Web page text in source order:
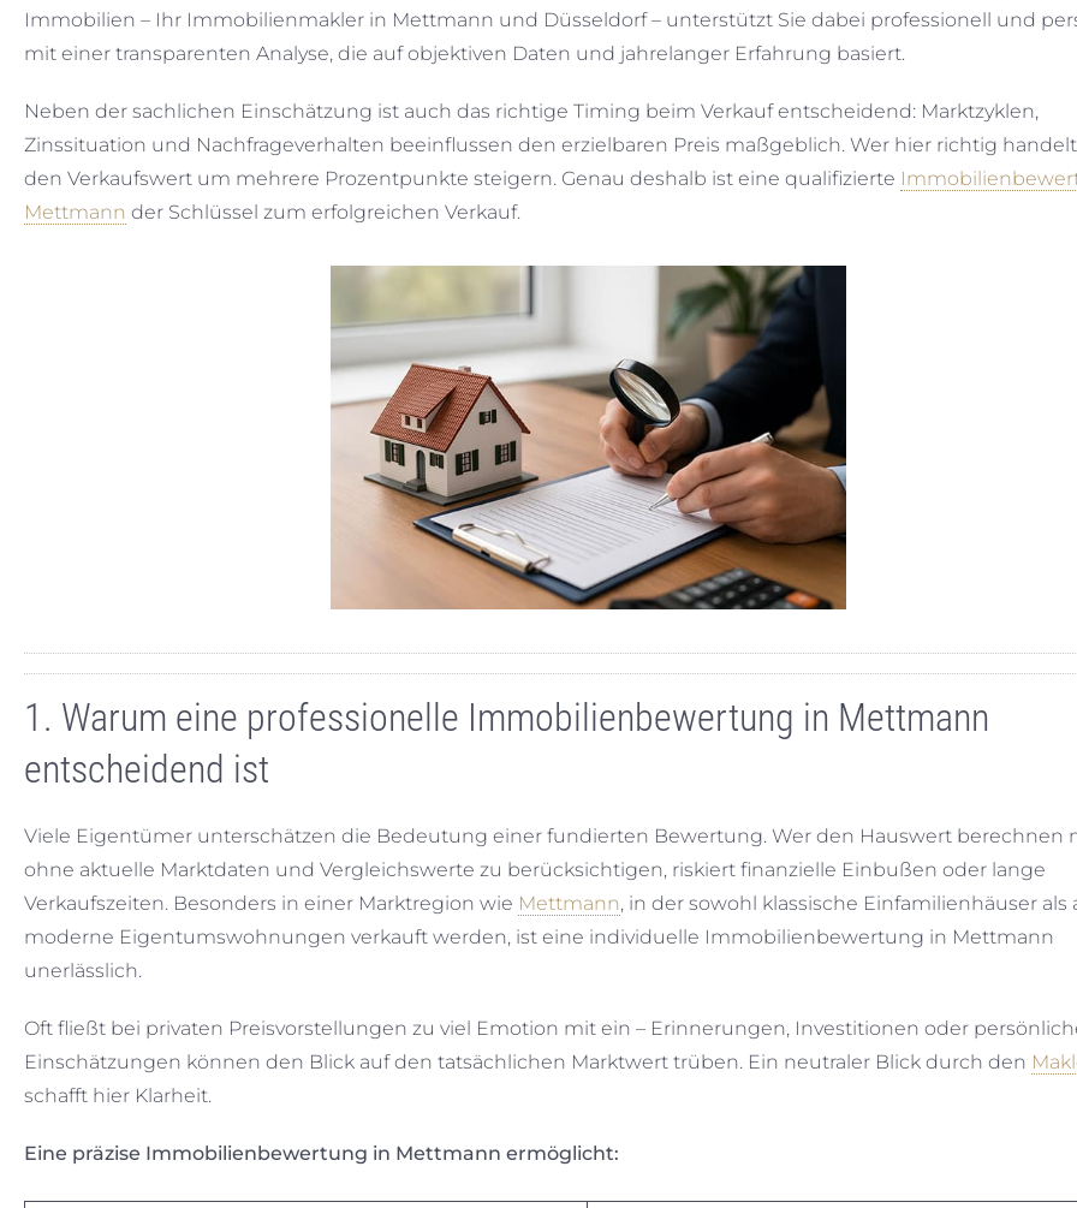
Immobilien – Ihr Immobilienmakler in Mettmann und Düsseldorf – unterstützt Sie dabei professionell und
mit einer transparenten Analyse, die auf objektiven Daten und jahrelanger Erfahrung basiert.
Neben der sachlichen Einschätzung ist auch das richtige Timing beim Verkauf entscheidend: Marktzyklen,
Zinssituation und Nachfrageverhalten beeinflussen den erzielbaren Preis maßgeblich. Wer hier richtig
den Verkaufswert um mehrere Prozentpunkte steigern. Genau deshalb ist eine qualifizierte
Mettmann der Schlüssel zum erfolgreichen Verkauf.
1. Warum eine professionelle Immobilienbewertung in Mettmann
entscheidend ist
Viele Eigentümer unterschätzen die Bedeutung einer fundierten Bewertung. Wer den Hauswert berechnen
ohne aktuelle Marktdaten und Vergleichswerte zu berücksichtigen, riskiert finanzielle Einbußen oder lange
Verkaufszeiten. Besonders in einer Marktregion wie Mettmann, in der sowohl klassische Einfamilienhäuser als
moderne Eigentumswohnungen verkauft werden, ist eine individuelle Immobilienbewertung in Mettmann
unerlässlich.
Oft fließt bei privaten Preisvorstellungen zu viel Emotion mit ein – Erinnerungen, Investitionen oder
Einschätzungen können den Blick auf den tatsächlichen Marktwert trüben. Ein neutraler Blick durch den
schafft hier Klarheit.
Eine präzise Immobilienbewertung in Mettmann ermöglicht: